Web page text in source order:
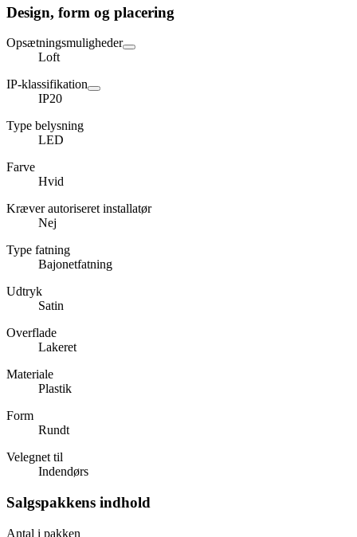
Design, form og placering
Opsætningsmuligheder
Loft
IP-klassifikation
IP20
Type belysning
LED
Farve
Hvid
Kræver autoriseret installatør
Nej
Type fatning
Bajonetfatning
Udtryk
Satin
Overflade
Lakeret
Materiale
Plastik
Form
Rundt
Velegnet til
Indendørs
Salgspakkens indhold
Antal i pakken